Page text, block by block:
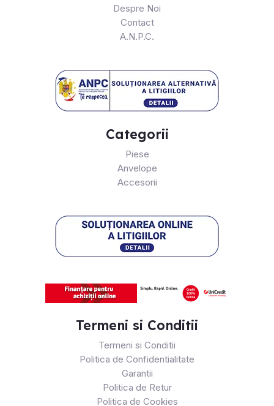
Despre Noi
Contact
A.N.P.C.
Categorii
Piese
Anvelope
Accesorii
Termeni si Conditii
Termeni si Conditii
Politica de Confidentialitate
Garantii
Politica de Retur
Politica de Cookies